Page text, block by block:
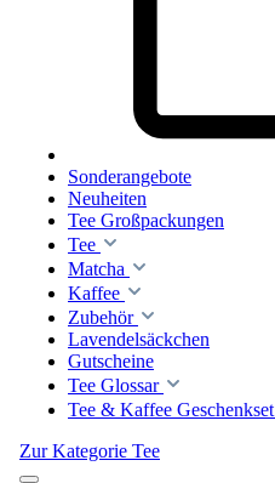
Sonderangebote
Neuheiten
Tee Großpackungen
Tee
Matcha
Kaffee
Zubehör
Lavendelsäckchen
Gutscheine
Tee Glossar
Tee & Kaffee Geschenkset
Zur Kategorie Tee